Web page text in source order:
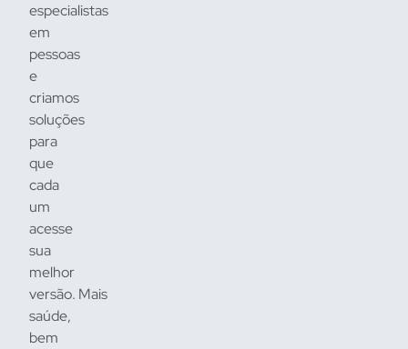
especialistas
em
pessoas
e
criamos
soluções
para
que
cada
um
acesse
sua
melhor
versão. Mais
saúde,
bem